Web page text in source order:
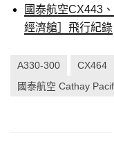
國泰航空CX443
經濟艙］飛行紀錄
A330-300 CX464
國泰航空 Cathay